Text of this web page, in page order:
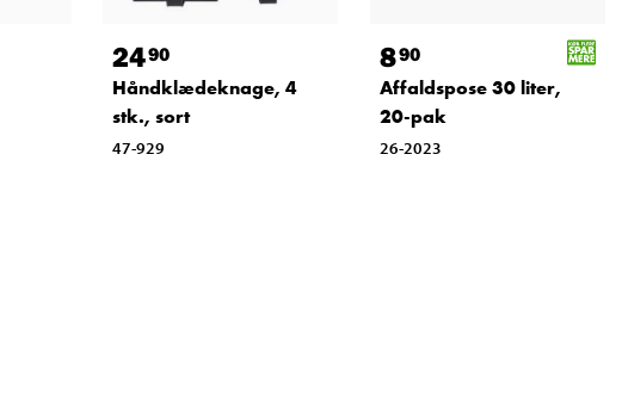
2490
Håndklædeknage, 4
stk., sort
47-929
890
Affaldspose 30 liter,
20-pak
26-2023